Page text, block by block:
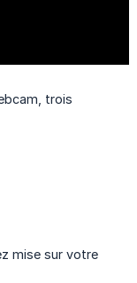
trois
mise sur votre